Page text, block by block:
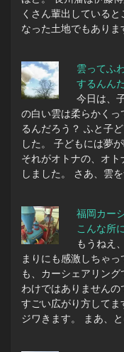
くさん輩出している
なった土地でもあり
雲ってふ
するんん
今日は、
の白い雲は柔らかく
るんだろう？ ふと子
した。 子どもには夢
それがオトナの、オ
しました。 さあ、雲
福岡カー
こんな所
もうねえ
まりにも感激しちゃ
も、カーシェアリン
わけではありませんの
すごい広がり方してま
ジワきます。 まあ、